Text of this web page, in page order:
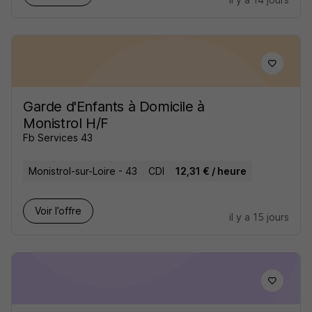
Garde d'Enfants à Domicile à
Monistrol H/F
Fb Services 43
Monistrol-sur-Loire - 43 CDI 12,31 € / heure
Voir l’offre
il y a 15 jours